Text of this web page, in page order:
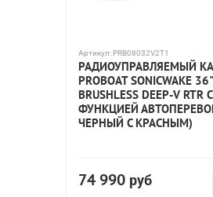
Артикул: PRB08032V2T1
РАДИОУПРАВЛЯЕМЫЙ
PROBOAT SONICWAKE
BRUSHLESS DEEP-V RTR C
ФУНКЦИЕЙ
ЧЕРНЫЙ С КРАСНЫМ)
74 990 руб